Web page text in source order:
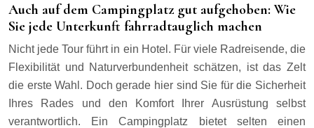
Auch auf dem Campingplatz gut aufgehoben: Wie
Sie jede Unterkunft fahrradtauglich machen
Nicht jede Tour führt in ein Hotel. Für viele Radreisende, die
Flexibilität und Naturverbundenheit schätzen, ist das Zelt
die erste Wahl. Doch gerade hier sind Sie für die Sicherheit
Ihres Rades und den Komfort Ihrer Ausrüstung selbst
verantwortlich. Ein Campingplatz bietet selten einen